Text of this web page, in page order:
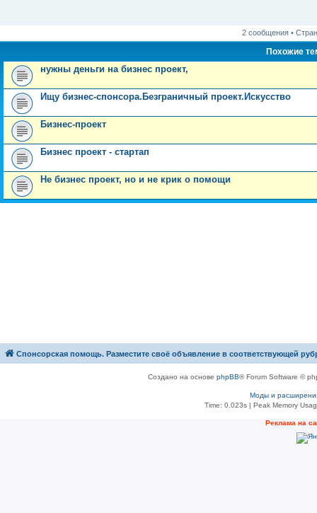
2 сообщения •
Похожие
нужны деньги на бизнес проект,
Ищу бизнес-спонсора.Безграничный проект.Искусство
Бизнес-проект
Бизнес проект - стартап
Не бизнес проект, но и не крик о помощи
Спонсорская помощь. Разместите своё объявление в соответствующей
Создано на основе phpBB® Forum Software ©
Моды и
Time: 0.023s| Peak Memory
Рeклама на